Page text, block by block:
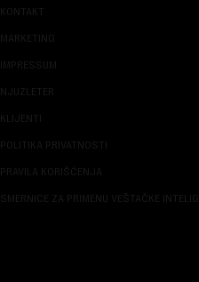
KONTAKT
MARKETING
IMPRESSUM
NJUZLETER
KLIJENTI
POLITIKA PRIVATNOSTI
PRAVILA KORIŠĆENJA
SMERNICE ZA PRIMENU VEŠTAČKE